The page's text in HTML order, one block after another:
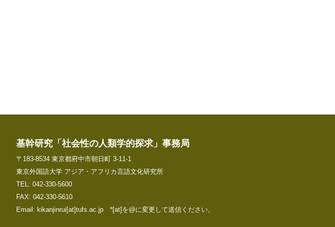
基幹研究「社会性の人類学的探求」事務局
〒183-8534 東京都府中市朝日町 3-11-1
東京外国語大学 アジア・アフリカ言語文化研究所
TEL: 042-330-5600
FAX: 042-330-5610
Email: kikanjinrui[at]tufs.ac.jp *[at]を@に変更して送信ください。